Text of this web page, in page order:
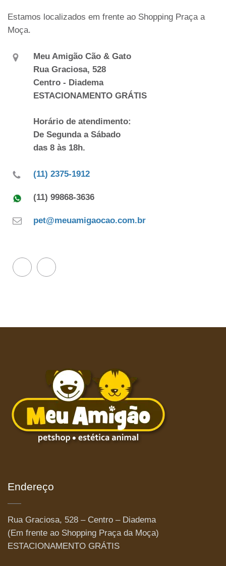
Estamos localizados em frente ao Shopping Praça a
Moça.
Meu Amigão Cão & Gato
Rua Graciosa, 528
Centro - Diadema
ESTACIONAMENTO GRÁTIS
Horário de atendimento:
De Segunda a Sábado
das 8 às 18h.
(11) 2375-1912
(11) 99868-3636
pet@meuamigaocao.com.br
Endereço
Rua Graciosa, 528 – Centro – Diadema
(Em frente ao Shopping Praça da Moça)
ESTACIONAMENTO GRÁTIS